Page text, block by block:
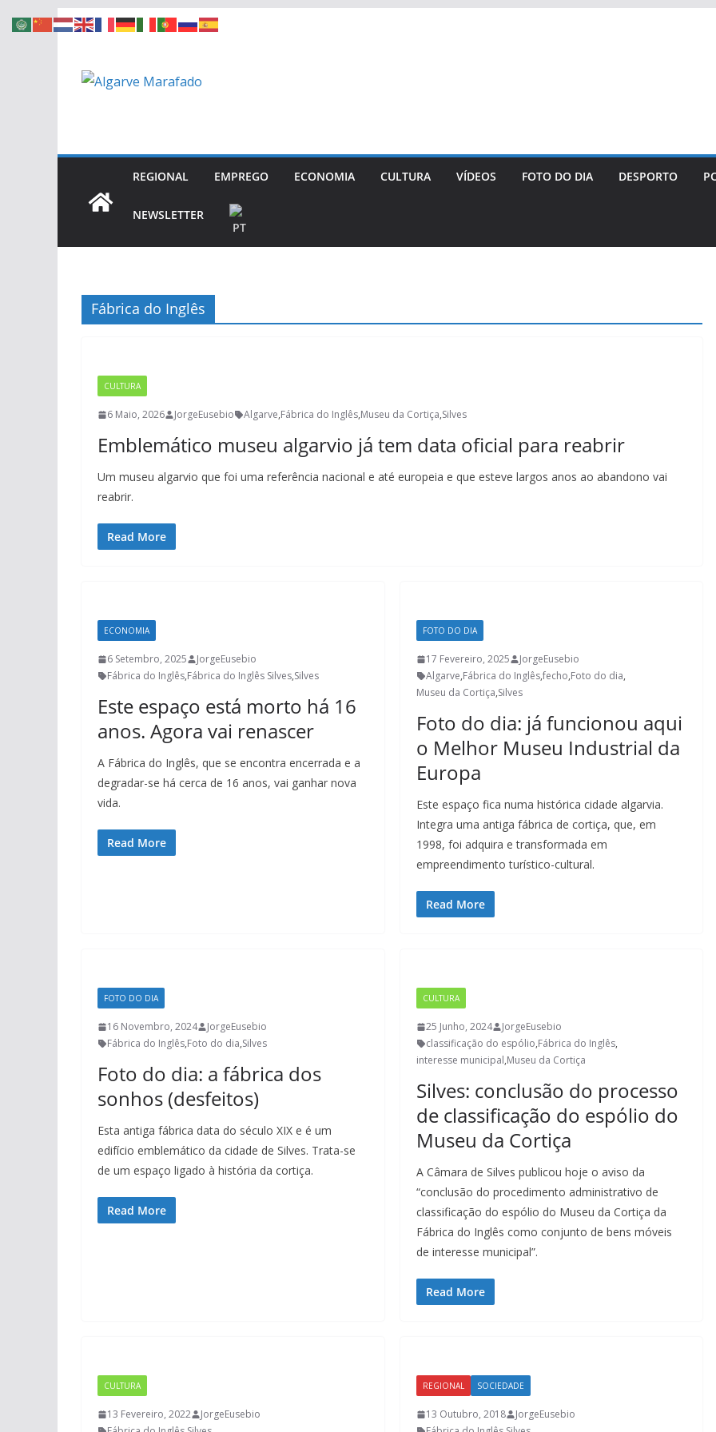
Skip
REGIONAL EMPREGO ECONOMIA CULTURA VÍDEOS FOTO DO DIA DESPORTO
NEWSLETTER
Fábrica do Inglês
CULTURA
6 Maio, 2026 JorgeEusebio Algarve,Fábrica do Inglês,Museu da Cortiça,Silves
Emblemático museu algarvio já tem data oficial para reabrir
Um museu algarvio que foi uma referência nacional e até europeia e que esteve largos anos ao abandono vai
reabrir.
Read More
ECONOMIA
6 Setembro, 2025
JorgeEusebio
Fábrica do Inglês,Fábrica do Inglês Silves,Silves
Este espaço está morto há 16
anos. Agora vai renascer
A Fábrica do Inglês, que se encontra encerrada e a
degradar-se há cerca de 16 anos, vai ganhar nova
vida.
Read More
FOTO DO DIA
17 Fevereiro, 2025
JorgeEusebio
Algarve,Fábrica do Inglês,fecho,Foto do dia,
Museu da Cortiça,Silves
Foto do dia: já funcionou aqui
o Melhor Museu Industrial da
Europa
Este espaço fica numa histórica cidade algarvia.
Integra uma antiga fábrica de cortiça, que, em
1998, foi adquira e transformada em
empreendimento turístico-cultural.
Read More
FOTO DO DIA
16 Novembro, 2024
JorgeEusebio
Fábrica do Inglês,Foto do dia,Silves
Foto do dia: a fábrica dos
sonhos (desfeitos)
Esta antiga fábrica data do século XIX e é um
edifício emblemático da cidade de Silves. Trata-se
de um espaço ligado à história da cortiça.
Read More
CULTURA
25 Junho, 2024
JorgeEusebio
classificação do espólio,Fábrica do Inglês,
interesse municipal,Museu da Cortiça
Silves: conclusão do processo
de classificação do espólio do
Museu da Cortiça
A Câmara de Silves publicou hoje o aviso da
“conclusão do procedimento administrativo de
classificação do espólio do Museu da Cortiça da
Fábrica do Inglês como conjunto de bens móveis
de interesse municipal”.
Read More
CULTURA
13 Fevereiro, 2022
JorgeEusebio
REGIONAL SOCIEDADE
13 Outubro, 2018
JorgeEusebio